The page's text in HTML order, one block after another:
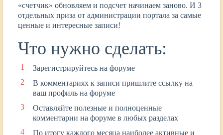
«счетчик» обновляем и подсчет начинаем заново. И 3
отдельных приза от администрации портала за самые
ценные и интересные записи!
Что нужно сделать:
Зарегистрируйтесь на форуме
В комментариях к записи пришлите ссылку на
ваш профиль на форуме
Оставляйте полезные и полноценные
комментарии на форуме в любых разделах
По итогу каждого месяца наиболее активные и